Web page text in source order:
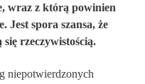
wraz z którą powinien
Jest spora szansa, że
rzeczywistością.
niepotwierdzonych